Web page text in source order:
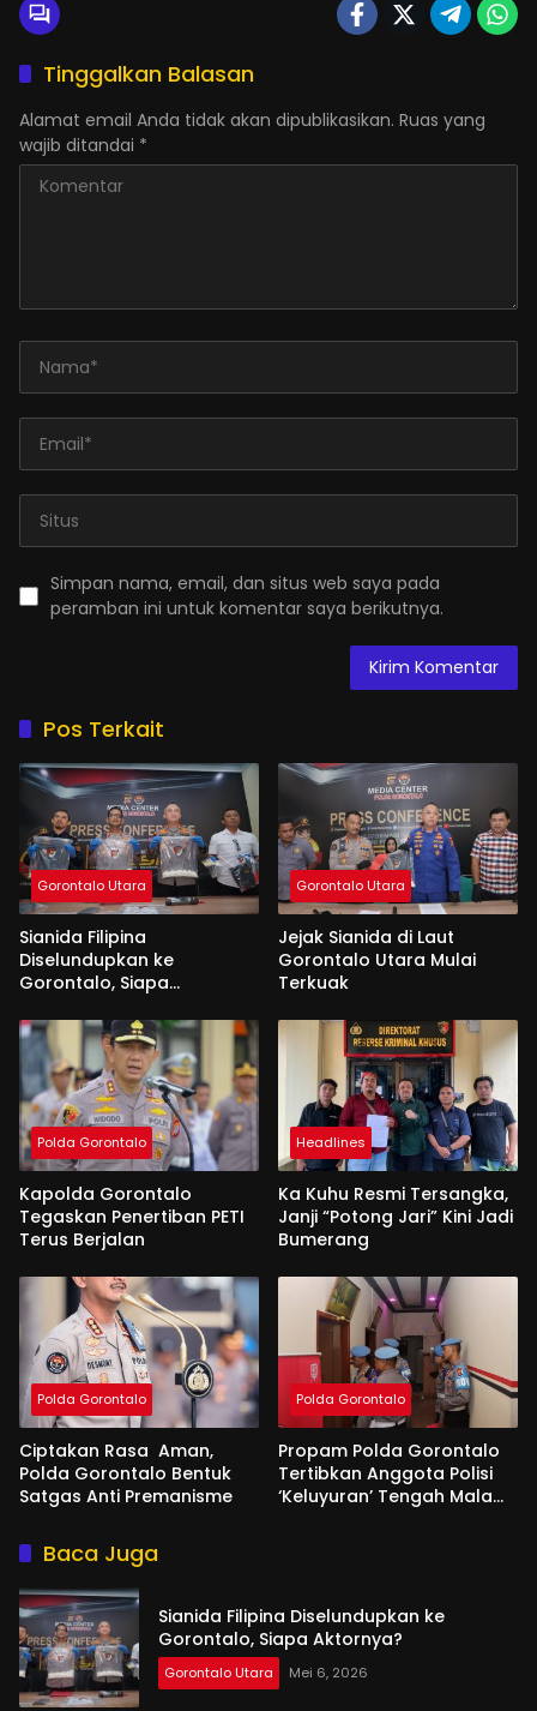
Tinggalkan Balasan
Alamat email Anda tidak akan dipublikasikan. Ruas yang
wajib ditandai *
Simpan nama, email, dan situs web saya pada
peramban ini untuk komentar saya berikutnya.
Pos Terkait
Gorontalo Utara
Sianida Filipina
Diselundupkan ke
Gorontalo, Siapa
Gorontalo Utara
Jejak Sianida di Laut
Gorontalo Utara Mulai
Terkuak
Polda Gorontalo
Kapolda Gorontalo
Tegaskan Penertiban PETI
Terus Berjalan
Headlines
Ka Kuhu Resmi Tersangka,
Janji “Potong Jari” Kini Jadi
Bumerang
Polda Gorontalo
Ciptakan Rasa Aman,
Polda Gorontalo Bentuk
Satgas Anti Premanisme
Polda Gorontalo
Propam Polda Gorontalo
Tertibkan Anggota Polisi
‘Keluyuran’ Tengah Malam
Baca Juga
Sianida Filipina Diselundupkan ke
Gorontalo, Siapa Aktornya?
Gorontalo Utara Mei 6, 2026